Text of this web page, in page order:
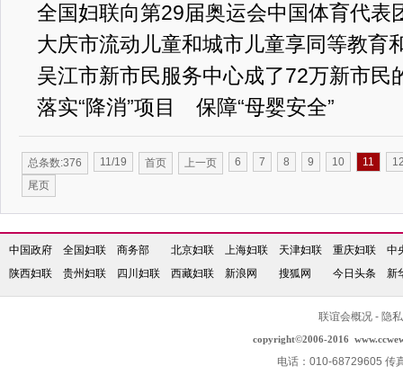
全国妇联向第29届奥运会中国体育代表
大庆市流动儿童和城市儿童享同等教育
吴江市新市民服务中心成了72万新市民
落实“降消”项目 保障“母婴安全”
总条数:376 11/19 首页 上一页 6 7 8 9 10 11
尾页
中国政府 全国妇联 商务部 北京妇联 上海妇联 天津妇联 重庆妇联
中
陕西妇联
贵州妇联 四川妇联 西藏妇联 新浪网 搜狐网 今日头条 新
联谊会概况 - 隐
copyright©2006-2016
电话：010-68729605 传